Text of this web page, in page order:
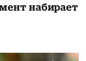
набирает